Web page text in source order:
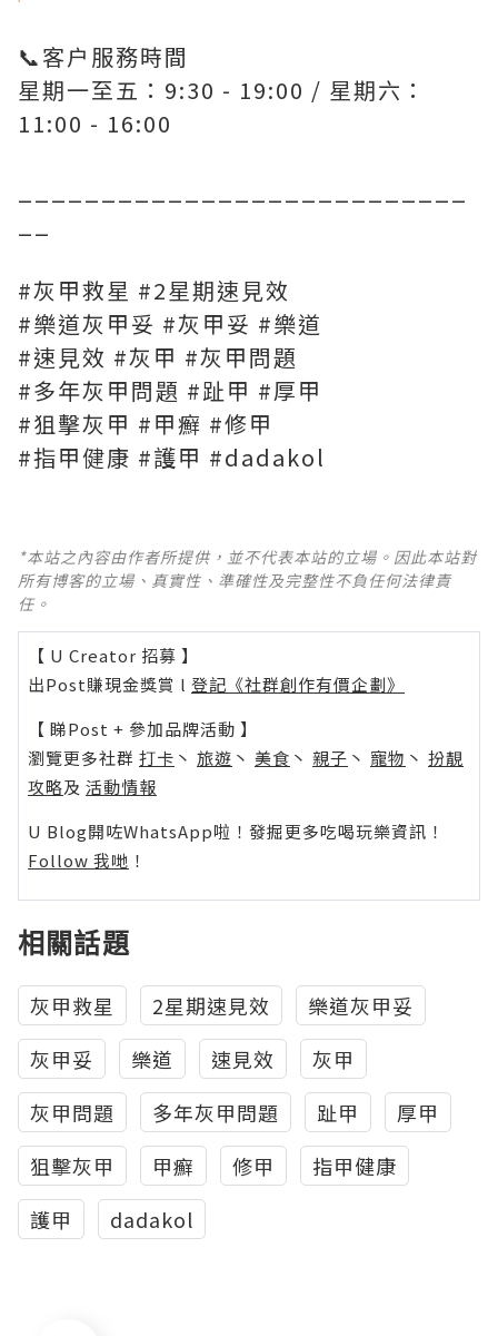
📞客户服務時間
星期一至五：9:30 - 19:00 / 星期六：
11:00 - 16:00
#灰甲救星 #2星期速見效
#樂道灰甲妥 #灰甲妥 #樂道
#速見效 #灰甲 #灰甲問題
#多年灰甲問題 #趾甲 #厚甲
#狙擊灰甲 #甲癬 #修甲
#指甲健康 #護甲 #dadakol
*本站之內容由作者所提供，並不代表本站的立場。因此本站對
所有博客的立場、真實性、準確性及完整性不負任何法律責
任。
【 U Creator 招募 】
出Post賺現金獎賞 l 登記《社群創作有價企劃》
【 睇Post + 參加品牌活動 】
瀏覽更多社群 打卡 丶 旅遊 丶 美食 丶 親子 丶 寵物 丶 扮靚
攻略及 活動情報
U Blog開咗WhatsApp啦！發掘更多吃喝玩樂資訊！
Follow 我哋 ！
相關話題
灰甲救星 2星期速見效
樂道灰甲妥
灰甲妥
樂道 速見效
灰甲
灰甲問題
多年灰甲問題 趾甲
厚甲
狙擊灰甲
甲癬 修甲
指甲健康
護甲
dadakol